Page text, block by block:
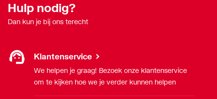
Hulp nodig?
Dan kun je bij ons terecht
Klantenservice
We helpen je graag! Bezoek onze klantenservice
om te kijken hoe we je verder kunnen helpen